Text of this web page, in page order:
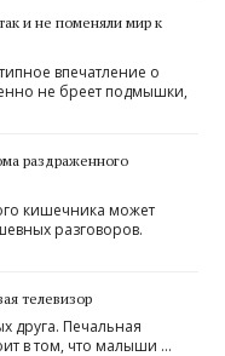
и не поменяли мир к
впечатление о
не бреет подмышки,
раздраженного
кишечника может
разговоров.
телевизор
друга. Печальная
в том, что малыши …